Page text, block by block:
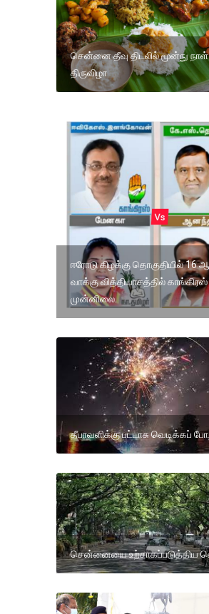
சென்னை தீவு திடலில் மூன்நு
திருவிழா
ஈரோடு கிழக்கு தொகுதியில் 16
வாக்கு வித்தியாசத்தில் காங்கிரஸ்
முன்னிலை.
தீபாவளிக்கு பட்டாசு வெடிக்கப்
சென்னையை உற்சாகப்படுத்திய